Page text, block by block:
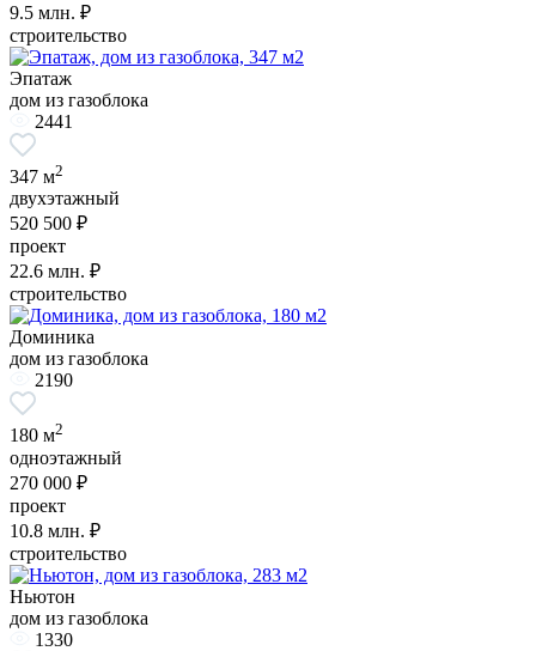
9.5 млн. ₽
строительство
Эпатаж
дом из газоблока
2441
347 м2
двухэтажный
520 500 ₽
проект
22.6 млн. ₽
строительство
Доминика
дом из газоблока
2190
180 м2
одноэтажный
270 000 ₽
проект
10.8 млн. ₽
строительство
Ньютон
дом из газоблока
1330